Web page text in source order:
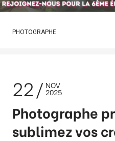
PHOTOGRAPHE
22 NOV
2025
Photographe
sublimez vos